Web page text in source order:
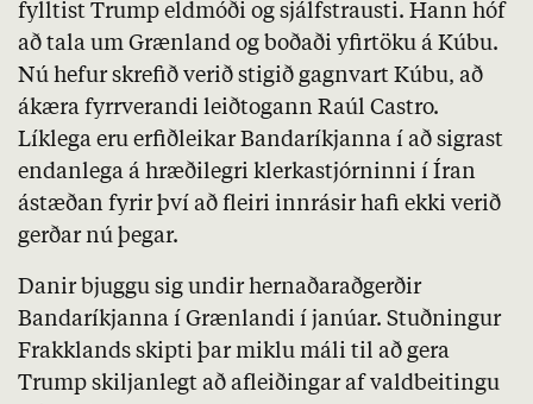
fylltist Trump eldmóði og sjálfstrausti. Hann hóf
að tala um Grænland og boðaði yfirtöku á Kúbu.
Nú hefur skrefið verið stigið gagnvart Kúbu, að
ákæra fyrrverandi leiðtogann Raúl Castro.
Líklega eru erfiðleikar Bandaríkjanna í að sigrast
endanlega á hræðilegri klerkastjórninni í Íran
ástæðan fyrir því að fleiri innrásir hafi ekki verið
gerðar nú þegar.
Danir bjuggu sig undir hernaðaraðgerðir
Bandaríkjanna í Grænlandi í janúar. Stuðningur
Frakklands skipti þar miklu máli til að gera
Trump skiljanlegt að afleiðingar af valdbeitingu